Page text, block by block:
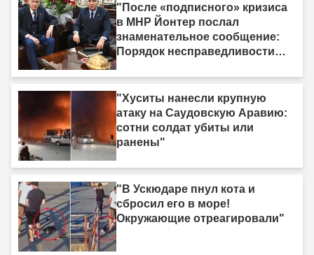
"После «подписного» кризиса
в MHP Йонтер послал
знаменательное сообщение:
Порядок несправедливости
"Хуситы нанесли крупную
атаку на Саудовскую Аравию:
сотни солдат убиты или
ранены"
"В Ускюдаре пнул кота и
сбросил его в море!
Окружающие отреагировали"